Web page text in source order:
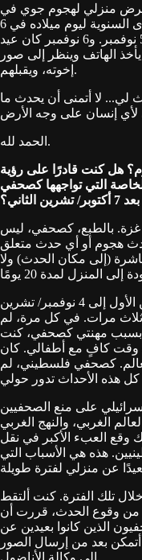
تعرض منزلي لهجوم جوي في
4 نوفمبر/ تشرين الثاني. وكانت الذكرى السنوية ليوم ميلاده في 6
نوفمبر/ تشرين الثاني. دفنت أطفالي في 5 نوفمبر. و6 نوفمبر كان عيد
الهاتف وينظر إلى صور
إخوته، ويقبلهم.
لي... لا أتمنى أن يحدث ما
الحمد لله.
هل كنت قادرًا على رؤية
التي تواجهها كصحفي
بالطبع، كصحفي، ليس
هجوم أو أي حدث متعلق
(إلى مكان الحدث) ولا
خلال فترة الحرب من 7 أكتوبر/ تشرين الأول إلى 4 نوفمبر/ تشرين
ثلاث مرات. في كل مرة، لم
بسبب مهنتي كصحفي، كنت
وقت كافٍ مع أطفالي. كان
كصحفي فلسطيني، لم
على منع الصحفيين
الغربي، والنهج الغربي
وقع العبء الأكبر في نقل
هذه هي الأسباب التي
تلك الفترة. كنت ألتقط
وقوع الحدث، قررت أن
الذين كانوا بعيدين عن
بعد من إرسال الصور
إلى وكالة الأناضول.